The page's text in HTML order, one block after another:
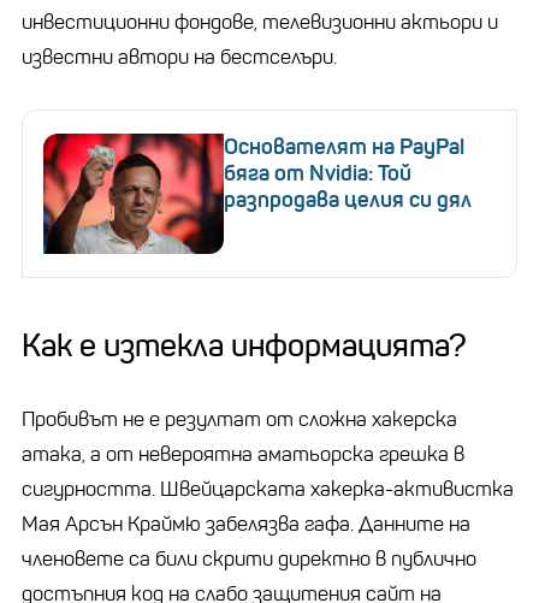
инвестиционни фондове, телевизионни актьори и
известни автори на бестселъри.
Основателят на PayPal
бяга от Nvidia: Той
разпродава целия си дял
Как е изтекла информацията?
Пробивът не е резултат от сложна хакерска
атака, а от невероятна аматьорска грешка в
сигурността. Швейцарската хакерка-активистка
Мая Арсън Краймю забелязва гафа. Данните на
членовете са били скрити директно в публично
достъпния код на слабо защитения сайт на